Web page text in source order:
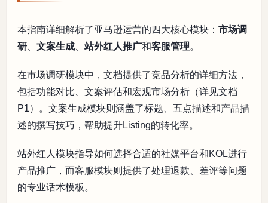
本指南详细解析了亚马逊运营的四大核心模块： 市场调
研
文案生成 站外红人推广和客服管理。
在市场调研模块中，文档提供了竞品分析的详细方法，
包括功能对比、文案评估和宏观市场分析（详见文档
P1）。文案生成模块则涵盖了标题、五点描述和产品描
述的撰写技巧，帮助提升Listing的转化率。
站外红人模块指导如何选择合适的社媒平台和KOL进行
产品推广，而客服模块则提供了处理退款、差评等问题
的专业话术模板。